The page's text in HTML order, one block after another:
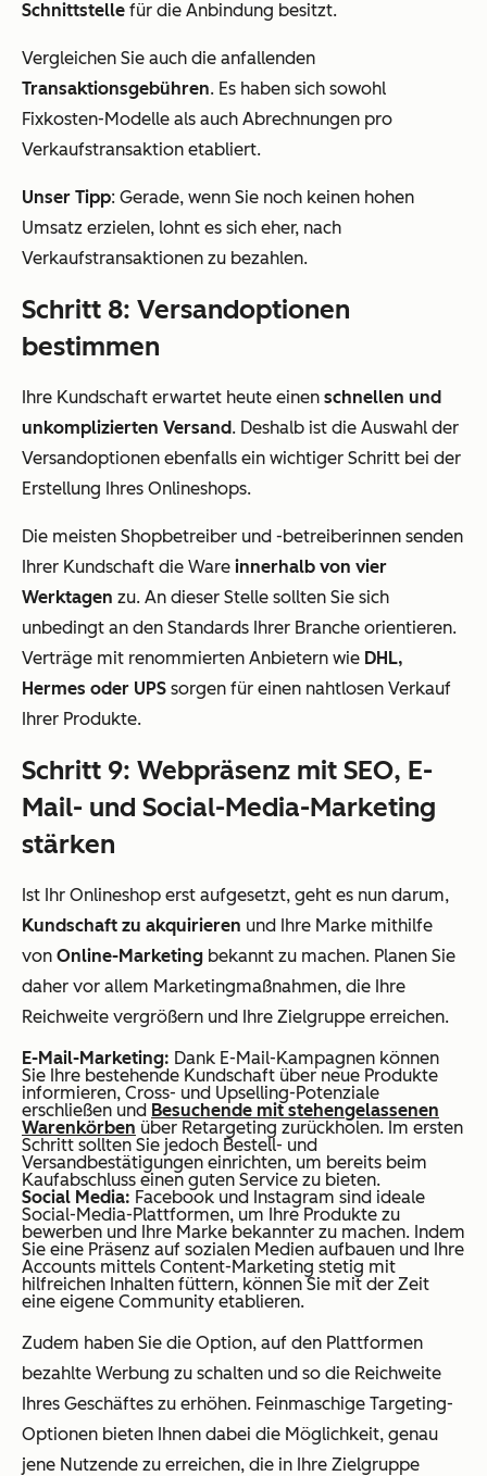
Schnittstelle für die Anbindung besitzt.
Vergleichen Sie auch die anfallenden
Transaktionsgebühren. Es haben sich sowohl
Fixkosten-Modelle als auch Abrechnungen pro
Verkaufstransaktion etabliert.
Unser Tipp: Gerade, wenn Sie noch keinen hohen
Umsatz erzielen, lohnt es sich eher, nach
Verkaufstransaktionen zu bezahlen.
Schritt 8: Versandoptionen
bestimmen
Ihre Kundschaft erwartet heute einen schnellen und
unkomplizierten Versand. Deshalb ist die Auswahl der
Versandoptionen ebenfalls ein wichtiger Schritt bei der
Erstellung Ihres Onlineshops.
Die meisten Shopbetreiber und -betreiberinnen senden
Ihrer Kundschaft die Ware innerhalb von vier
Werktagen zu. An dieser Stelle sollten Sie sich
unbedingt an den Standards Ihrer Branche orientieren.
Verträge mit renommierten Anbietern wie DHL,
Hermes oder UPS sorgen für einen nahtlosen Verkauf
Ihrer Produkte.
Schritt 9: Webpräsenz mit SEO, E-
Mail- und Social-Media-Marketing
stärken
Ist Ihr Onlineshop erst aufgesetzt, geht es nun darum,
Kundschaft zu akquirieren und Ihre Marke mithilfe
von Online-Marketing bekannt zu machen. Planen Sie
daher vor allem Marketingmaßnahmen, die Ihre
Reichweite vergrößern und Ihre Zielgruppe erreichen.
E-Mail-Marketing: Dank E-Mail-Kampagnen können
Sie Ihre bestehende Kundschaft über neue Produkte
informieren, Cross- und Upselling-Potenziale
erschließen und Besuchende mit stehengelassenen
Warenkörben über Retargeting zurückholen. Im ersten
Schritt sollten Sie jedoch Bestell- und
Versandbestätigungen einrichten, um bereits beim
Kaufabschluss einen guten Service zu bieten.
Social Media: Facebook und Instagram sind ideale
Social-Media-Plattformen, um Ihre Produkte zu
bewerben und Ihre Marke bekannter zu machen. Indem
Sie eine Präsenz auf sozialen Medien aufbauen und Ihre
Accounts mittels Content-Marketing stetig mit
hilfreichen Inhalten füttern, können Sie mit der Zeit
eine eigene Community etablieren.
Zudem haben Sie die Option, auf den Plattformen
bezahlte Werbung zu schalten und so die Reichweite
Ihres Geschäftes zu erhöhen. Feinmaschige Targeting-
Optionen bieten Ihnen dabei die Möglichkeit, genau
jene Nutzende zu erreichen, die in Ihre Zielgruppe